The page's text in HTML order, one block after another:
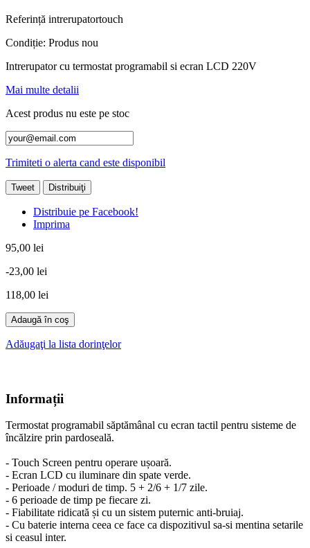
Referință intrerupatortouch
Condiție: Produs nou
Intrerupator cu termostat programabil si ecran LCD 220V
Mai multe detalii
Acest produs nu este pe stoc
Trimiteti o alerta cand este disponibil
Tweet Distribuiţi
Distribuie pe Facebook!
Imprima
95,00 lei
-23,00 lei
118,00 lei
Adaugă în coş
Adăugaţi la lista dorinţelor
Informații
Termostat programabil săptămânal cu ecran tactil pentru sisteme de
încălzire prin pardoseală.
- Touch Screen pentru operare ușoară.
- Ecran LCD cu iluminare din spate verde.
- Perioade / moduri de timp. 5 + 2/6 + 1/7 zile.
- 6 perioade de timp pe fiecare zi.
- Fiabilitate ridicată și cu un sistem puternic anti-bruiaj.
- Cu baterie interna ceea ce face ca dispozitivul sa-si mentina setarile
si ceasul inter.